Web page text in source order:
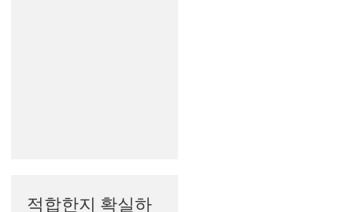
적합한지 확실하